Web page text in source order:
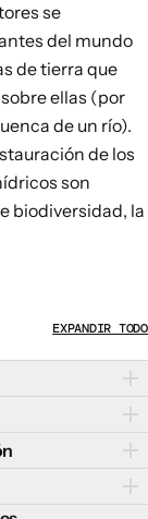
se
del mundo
de tierra que
ellas (por
de un río).
de los
son
biodiversidad, la
EXPANDIR TODO
promover una
y
de agua de
suelos y
la
para avanzar en
positiva para
transición
para la